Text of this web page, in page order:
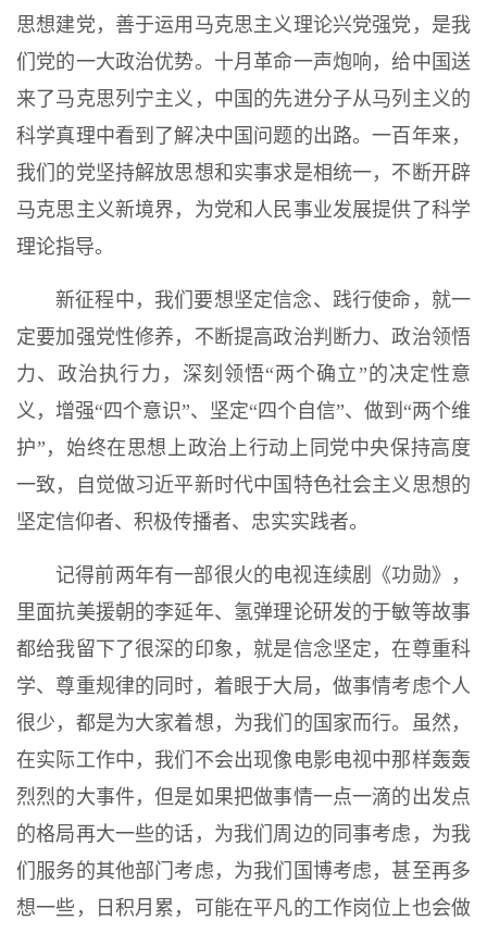
思想建党，善于运用马克思主义理论兴党强党，是我
们党的一大政治优势。十月革命一声炮响，给中国送
来了马克思列宁主义，中国的先进分子从马列主义的
科学真理中看到了解决中国问题的出路。一百年来，
我们的党坚持解放思想和实事求是相统一，不断开辟
马克思主义新境界，为党和人民事业发展提供了科学
理论指导。
新征程中，我们要想坚定信念、践行使命，就一
定要加强党性修养，不断提高政治判断力、政治领悟
力、政治执行力，深刻领悟“两个确立”的决定性意
义，增强“四个意识”、坚定“四个自信”、做到“两个维
护”，始终在思想上政治上行动上同党中央保持高度
一致，自觉做习近平新时代中国特色社会主义思想的
坚定信仰者、积极传播者、忠实实践者。
记得前两年有一部很火的电视连续剧《功勋》，
里面抗美援朝的李延年、氢弹理论研发的于敏等故事
都给我留下了很深的印象，就是信念坚定，在尊重科
学、尊重规律的同时，着眼于大局，做事情考虑个人
很少，都是为大家着想，为我们的国家而行。虽然，
在实际工作中，我们不会出现像电影电视中那样轰轰
烈烈的大事件，但是如果把做事情一点一滴的出发点
的格局再大一些的话，为我们周边的同事考虑，为我
们服务的其他部门考虑，为我们国博考虑，甚至再多
想一些，日积月累，可能在平凡的工作岗位上也会做